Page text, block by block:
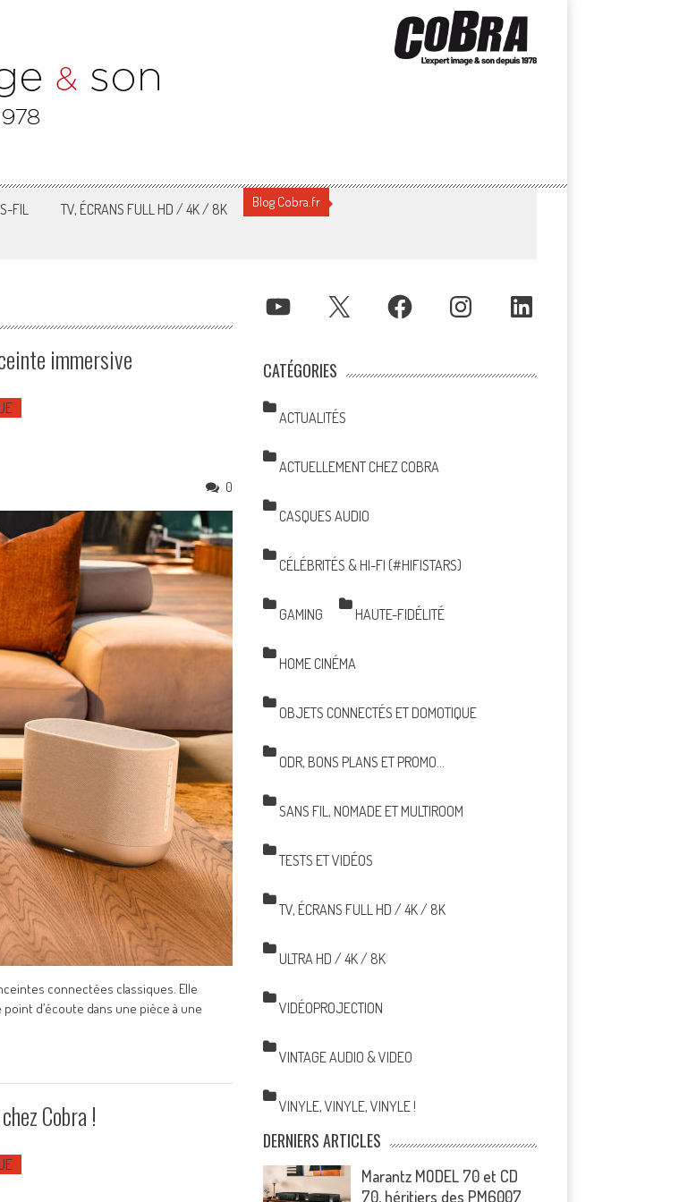
FIL TV, ÉCRANS FULL HD / 4K / 8K Blog Cobra.fr
immersive
0
connectées classiques. Elle
d’écoute dans une pièce à une
Cobra !
YOUTUBE X FACEBOOK INSTAGRAM LINKEDIN
CATÉGORIES
ACTUALITÉS
ACTUELLEMENT CHEZ COBRA
CASQUES AUDIO
CÉLÉBRITÉS & HI-FI (#HIFISTARS)
GAMING HAUTE-FIDÉLITÉ
HOME CINÉMA
OBJETS CONNECTÉS ET DOMOTIQUE
ODR, BONS PLANS ET PROMO…
SANS FIL, NOMADE ET MULTIROOM
TESTS ET VIDÉOS
TV, ÉCRANS FULL HD / 4K / 8K
ULTRA HD / 4K / 8K
VIDÉOPROJECTION
VINTAGE AUDIO & VIDEO
VINYLE, VINYLE, VINYLE !
DERNIERS ARTICLES
Marantz MODEL 70 et CD
70, héritiers des PM6007